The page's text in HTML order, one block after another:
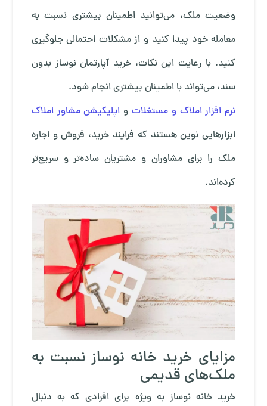
وضعیت ملک، می‌توانید اطمینان بیشتری نسبت به
معامله خود پیدا کنید و از مشکلات احتمالی جلوگیری
کنید. با رعایت این نکات، خرید آپارتمان نوساز بدون
سند، می‌تواند با اطمینان بیشتری انجام شود.
نرم افزار املاک و مستغلاتو اپلیکیشن مشاور املاک
ابزارهایی نوین هستند که فرایند خرید، فروش و اجاره
ملک را برای مشاوران و مشتریان ساده‌تر و سریع‌تر
کرده‌اند.
مزایای خرید خانه نوساز نسبت به
ملک‌های قدیمی
خرید خانه نوساز به ویژه برای افرادی که به دنبال